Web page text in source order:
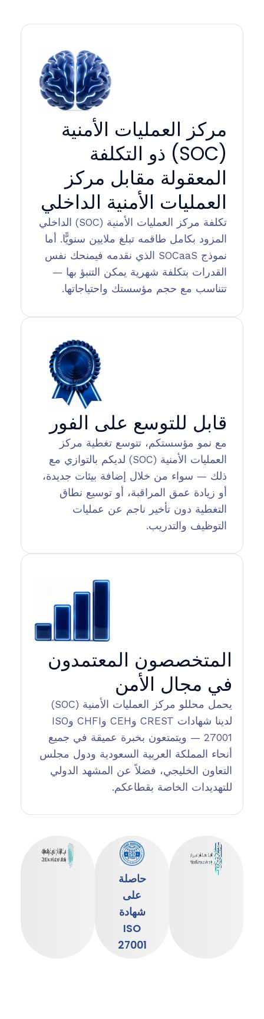
مركز العمليات الأمنية
(SOC) ذو التكلفة
المعقولة مقابل مركز
العمليات الأمنية الداخلي
تكلفة مركز العمليات الأمنية (SOC) الداخلي
المزود بكامل طاقمه تبلغ ملايين سنويًّا. أما
نموذج SOCaaS الذي نقدمه فيمنحك نفس
القدرات بتكلفة شهرية يمكن التنبؤ بها —
تتناسب مع حجم مؤسستك واحتياجاتها.
قابل للتوسع على الفور
مع نمو مؤسستكم، تتوسع تغطية مركز
العمليات الأمنية (SOC) لديكم بالتوازي مع
ذلك — سواء من خلال إضافة بيئات جديدة،
أو زيادة عمق المراقبة، أو توسيع نطاق
التغطية دون تأخير ناجم عن عمليات
التوظيف والتدريب.
المتخصصون المعتمدون
في مجال الأمن
يحمل محللو مركز العمليات الأمنية (SOC)
لدينا شهادات CREST وCEH وCHFI وISO
27001 — ويتمتعون بخبرة عميقة في جميع
أنحاء المملكة العربية السعودية ودول مجلس
التعاون الخليجي، فضلاً عن المشهد الدولي
للتهديدات الخاصة بقطاعكم.
حاصلة
على
شهادة
ISO
27001